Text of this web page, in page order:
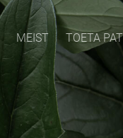
MEIST TOETA